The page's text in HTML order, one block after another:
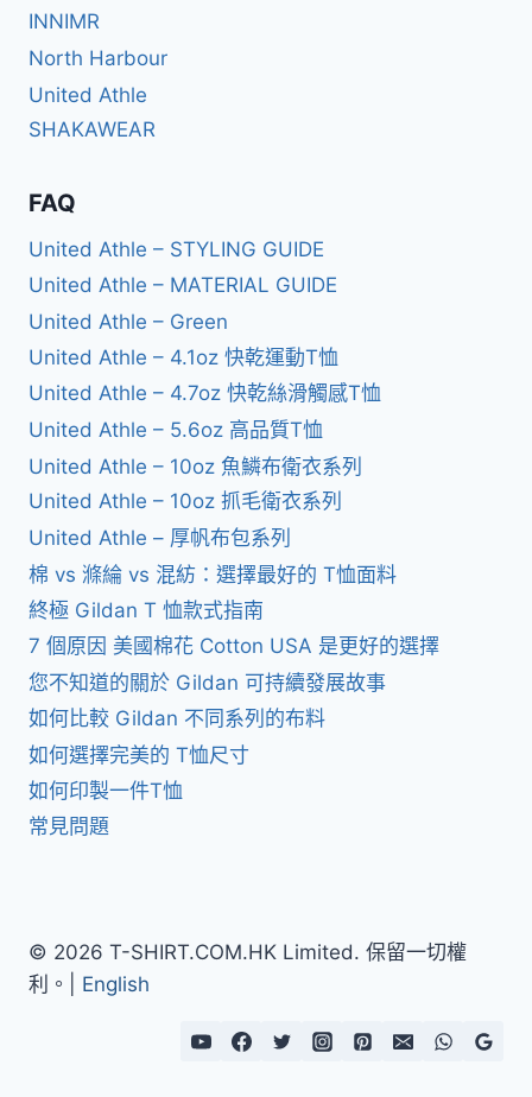
INNIMR
North Harbour
United Athle
SHAKAWEAR
FAQ
United Athle – STYLING GUIDE
United Athle – MATERIAL GUIDE
United Athle – Green
United Athle – 4.1oz 快乾運動T恤
United Athle – 4.7oz 快乾絲滑觸感T恤
United Athle – 5.6oz 高品質T恤
United Athle – 10oz 魚鱗布衛衣系列
United Athle – 10oz 抓毛衛衣系列
United Athle – 厚帆布包系列
棉 vs 滌綸 vs 混紡：選擇最好的 T恤面料
終極 Gildan T 恤款式指南
7 個原因 美國棉花 Cotton USA 是更好的選擇
您不知道的關於 Gildan 可持續發展故事
如何比較 Gildan 不同系列的布料
如何選擇完美的 T恤尺寸
如何印製一件T恤
常見問題
© 2026 T-SHIRT.COM.HK Limited. 保留一切權
利。| English